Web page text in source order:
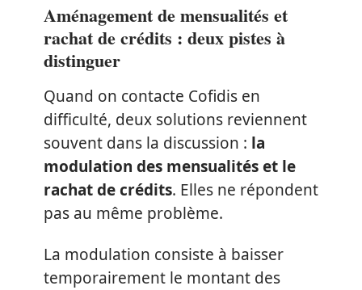
Aménagement de mensualités et
rachat de crédits : deux pistes à
distinguer
Quand on contacte Cofidis en
difficulté, deux solutions reviennent
souvent dans la discussion : la
modulation des mensualités et le
rachat de crédits. Elles ne répondent
pas au même problème.
La modulation consiste à baisser
temporairement le montant des